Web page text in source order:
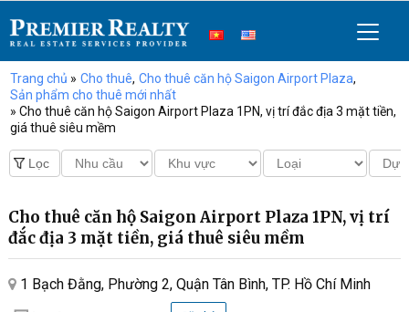
Trang chủ » Cho thuê, Cho thuê căn hộ Saigon Airport Plaza,
Sản phẩm cho thuê mới nhất
» Cho thuê căn hộ Saigon Airport Plaza 1PN, vị trí đắc địa 3 mặt tiền,
giá thuê siêu mềm
Cho thuê căn hộ Saigon Airport Plaza 1PN, vị trí
đắc địa 3 mặt tiền, giá thuê siêu mềm
1 Bạch Đằng, Phường 2, Quận Tân Bình, TP. Hồ Chí Minh